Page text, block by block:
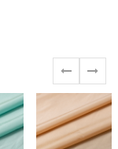
‹ ›